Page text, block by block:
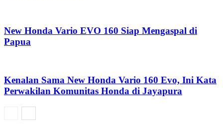
New Honda Vario EVO 160 Siap Mengaspal di
Papua
Kenalan Sama New Honda Vario 160 Evo, Ini Kata
Perwakilan Komunitas Honda di Jayapura